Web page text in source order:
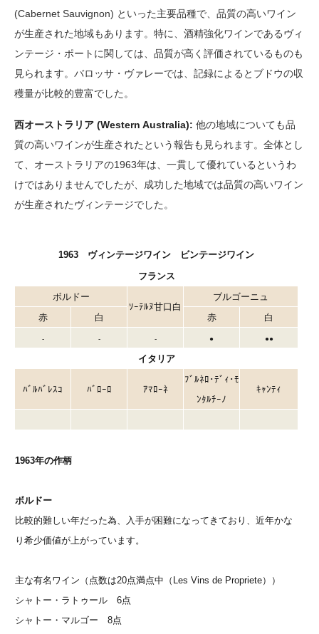
(Cabernet Sauvignon) といった主要品種で、品質の高いワイン
が生産された地域もあります。特に、酒精強化ワインであるヴィ
ンテージ・ポートに関しては、品質が高く評価されているものも
見られます。バロッサ・ヴァレーでは、記録によるとブドウの収
穫量が比較的豊富でした。
西オーストラリア (Western Australia): 他の地域についても品
質の高いワインが生産されたという報告も見られます。全体とし
て、オーストラリアの1963年は、一貫して優れているというわ
けではありませんでしたが、成功した地域では品質の高いワイン
が生産されたヴィンテージでした。
1963 ヴィンテージワイン ビンテージワイン
フランス
ボルドー
ｿｰﾃﾙﾇ甘口白
ブルゴーニュ
赤
白 赤 白
- - - ● ●●
イタリア
ﾊﾞﾙﾊﾞﾚｽｺ ﾊﾞﾛｰﾛ ｱﾏﾛｰﾈ
ﾌﾞﾙﾈﾛ･ﾃﾞｨ･ﾓ
ﾝﾀﾙﾁｰﾉ
ｷｬﾝﾃｨ
1963年の作柄
ボルドー
比較的難しい年だった為、入手が困難になってきており、近年かな
り希少価値が上がっています。
主な有名ワイン（点数は20点満点中（Les Vins de Propriete））
シャトー・ラトゥール 6点
シャトー・マルゴー 8点